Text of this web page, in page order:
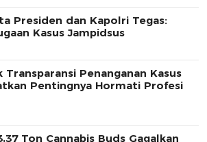
Presiden dan Kapolri Tegas:
Kasus Jampidsus
Transparansi Penanganan Kasus
Pentingnya Hormati Profesi
Ton Cannabis Buds Gagalkan